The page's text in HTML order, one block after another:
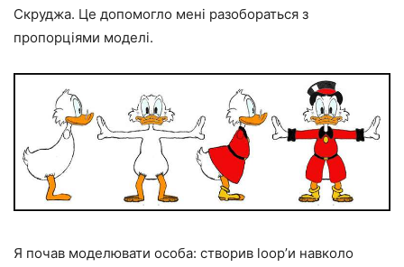
Скруджа. Це допомогло мені разобораться з
пропорціями моделі.
Я почав моделювати особа: створив loop’и навколо